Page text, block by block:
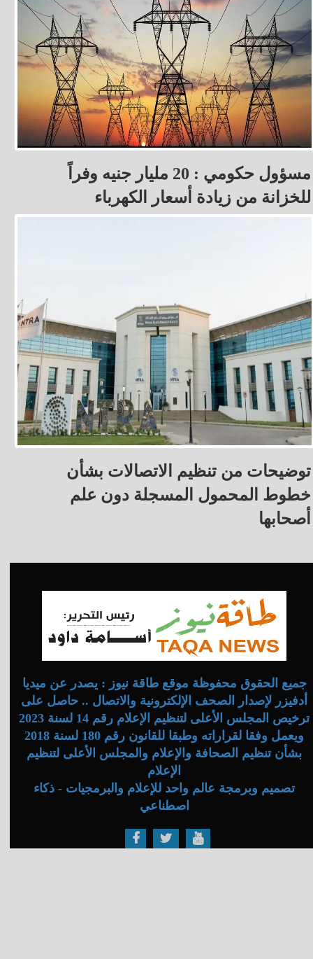
مسؤول حكومي : 20 مليار جنيه وفراً
للخزانة من زيادة أسعار الكهرباء
توضيحات من تنظيم الاتصالات بشأن
خطوط المحمول المسجلة دون علم
أصحابها
جميع الحقوق محفوظة موقع طاقة نيوز : يصدر عن ميديا
أدفيزر لإصدار الصحف الإلكترونية والاتصال .. حاصل على
ترخيص المجلس الأعلى لتنظيم الإعلام رقم 14 لسنة 2023
ويعمل وفقا لقراراته وطبقا للقانون رقم 180 لسنة 2018
بشأن تنظيم الصحافة والإعلام والمجلس الأعلى لتنظيم
الإعلام
تصميم وبرمجة عالم واحد للإعلام والبرمجيات - ذكاء
اصطناعي